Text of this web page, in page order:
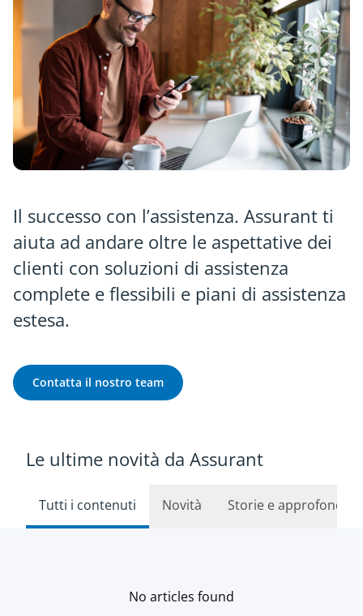
Il successo con l’assistenza. Assurant ti
aiuta ad andare oltre le aspettative dei
clienti con soluzioni di assistenza
complete e flessibili e piani di assistenza
estesa.
Contatta il nostro team
Le ultime novità da Assurant
Tutti i contenuti Novità Storie e
No articles found